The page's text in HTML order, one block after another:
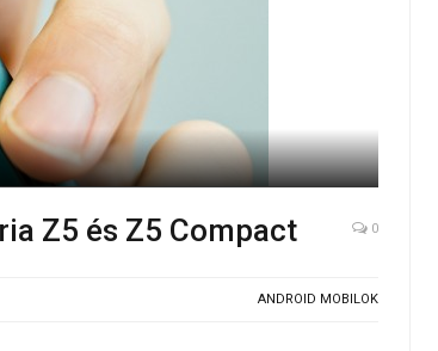
Z5 és Z5 Compact 0
ANDROID MOBILOK